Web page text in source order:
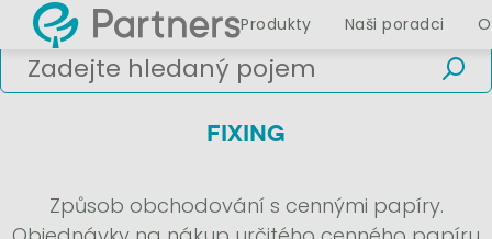
Produkty Naši poradci
FIXING
Způsob obchodování s cennými papíry.